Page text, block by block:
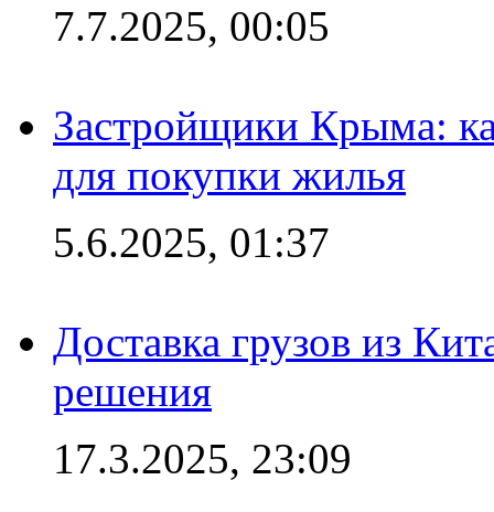
7.7.2025, 00:05
Застройщики Крыма:
для покупки жилья
5.6.2025, 01:37
Доставка грузов из
решения
17.3.2025, 23:09